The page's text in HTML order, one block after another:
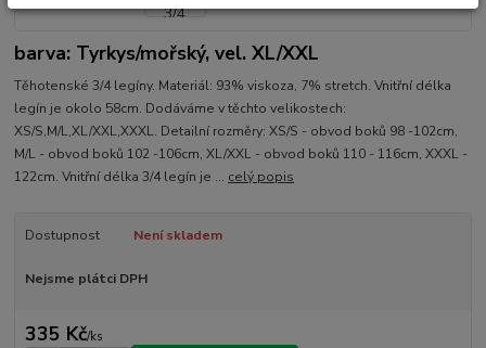
barva: Tyrkys/mořský, vel. XL/XXL
Těhotenské 3/4 legíny. Materiál: 93% viskoza, 7% stretch. Vnitřní délka
legín je okolo 58cm. Dodáváme v těchto velikostech:
XS/S,M/L,XL/XXL,XXXL. Detailní rozměry: XS/S - obvod boků 98 -102cm,
M/L - obvod boků 102 -106cm, XL/XXL - obvod boků 110 - 116cm, XXXL -
122cm. Vnitřní délka 3/4 legín je ... celý popis
Dostupnost Není skladem
Nejsme plátci DPH
335 Kč/ks